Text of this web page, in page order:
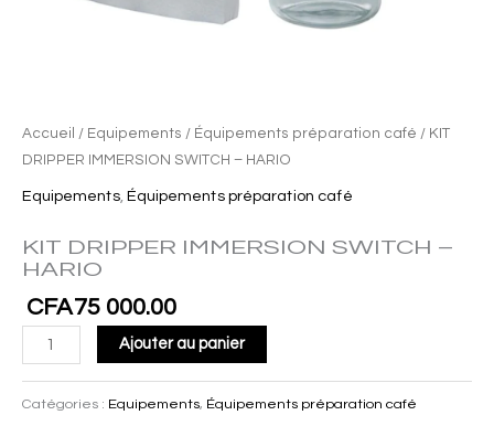
Accueil / Equipements / Équipements préparation café / KIT
DRIPPER IMMERSION SWITCH – HARIO
Equipements Équipements préparation café
KIT DRIPPER IMMERSION SWITCH –
HARIO
CFA75 000.00
Ajouter au panier
Catégories : Equipements, Équipements préparation café